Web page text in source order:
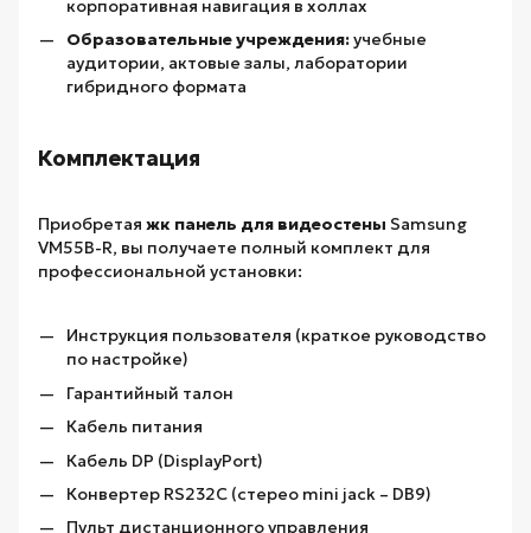
корпоративная навигация в холлах
Образовательные учреждения:учебные
аудитории, актовые залы, лаборатории
гибридного формата
Комплектация
Приобретая жк панель для видеостены Samsung
VM55B-R, вы получаете полный комплект для
профессиональной установки:
Инструкция пользователя (краткое руководство
по настройке)
Гарантийный талон
Кабель питания
Кабель DP (DisplayPort)
Конвертер RS232C (стерео mini jack – DB9)
Пульт дистанционного управления